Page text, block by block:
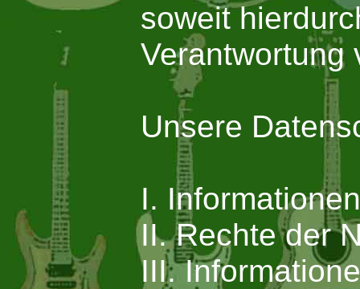
soweit
Verantwortung
Unsere
I.
II. Rechte der
III.